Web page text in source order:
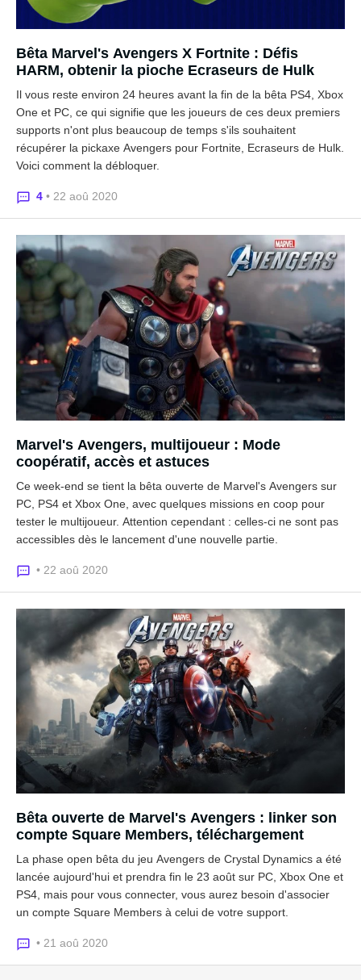
Bêta Marvel's Avengers X Fortnite : Défis
HARM, obtenir la pioche Ecraseurs de Hulk
Il vous reste environ 24 heures avant la fin de la bêta PS4, Xbox
One et PC, ce qui signifie que les joueurs de ces deux premiers
supports n'ont plus beaucoup de temps s'ils souhaitent
récupérer la pickaxe Avengers pour Fortnite, Ecraseurs de Hulk.
Voici comment la débloquer.
4 • 22 aoû 2020
Marvel's Avengers, multijoueur : Mode
coopératif, accès et astuces
Ce week-end se tient la bêta ouverte de Marvel's Avengers sur
PC, PS4 et Xbox One, avec quelques missions en coop pour
tester le multijoueur. Attention cependant : celles-ci ne sont pas
accessibles dès le lancement d'une nouvelle partie.
• 22 aoû 2020
Bêta ouverte de Marvel's Avengers : linker son
compte Square Members, téléchargement
La phase open bêta du jeu Avengers de Crystal Dynamics a été
lancée aujourd'hui et prendra fin le 23 août sur PC, Xbox One et
PS4, mais pour vous connecter, vous aurez besoin d'associer
un compte Square Members à celui de votre support.
• 21 aoû 2020